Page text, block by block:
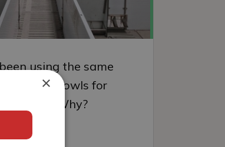
using the same
dry food bowls for
15 years. Why?
×